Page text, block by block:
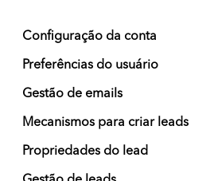
Configuração da conta
Preferências do usuário
Gestão de emails
Mecanismos para criar leads
Propriedades do lead